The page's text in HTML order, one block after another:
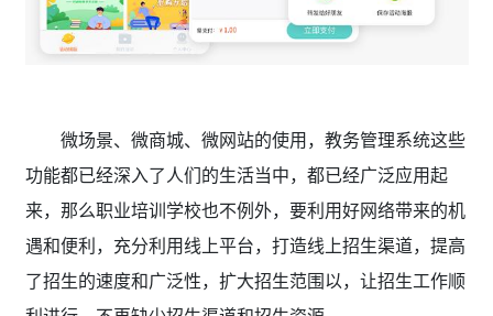
微场景、微商城、微网站的使用，教务管理系统这些
功能都已经深入了人们的生活当中，都已经广泛应用起
来，那么职业培训学校也不例外，要利用好网络带来的机
遇和便利，充分利用线上平台，打造线上招生渠道，提高
了招生的速度和广泛性，扩大招生范围以，让招生工作顺